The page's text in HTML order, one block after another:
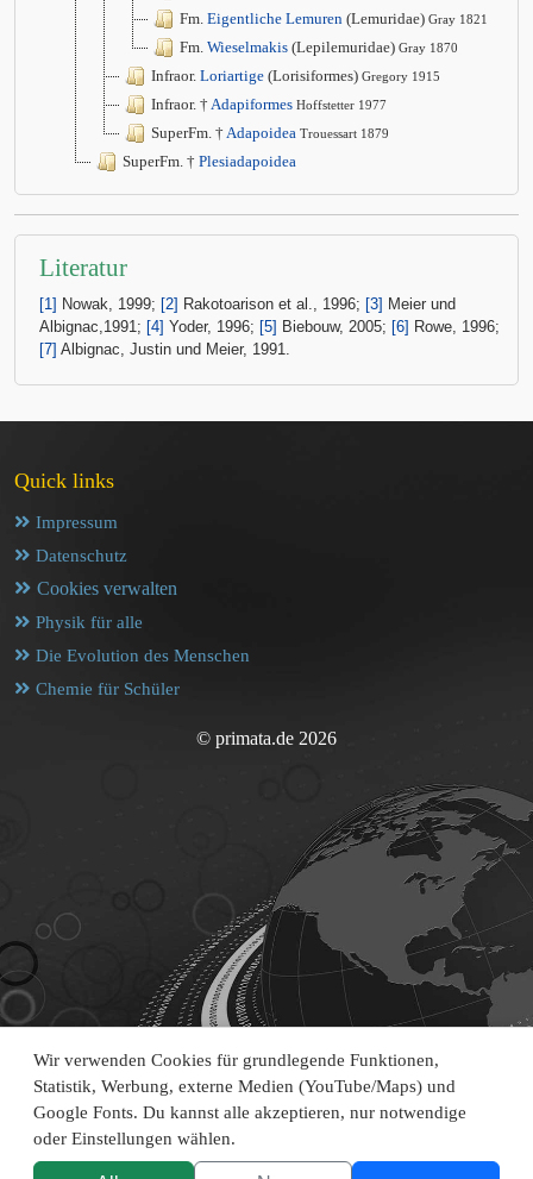
Wir verwenden Cookies für grundlegende Funktionen,
Statistik, Werbung, externe Medien (YouTube/Maps) und
Google Fonts. Du kannst alle akzeptieren, nur notwendige
oder Einstellungen wählen.
Fm. Eigentliche Lemuren (Lemuridae) Gray 1821
Fm. Wieselmakis (Lepilemuridae) Gray 1870
Infraor. Loriartige (Lorisiformes) Gregory 1915
Infraor. † Adapiformes Hoffstetter 1977
SuperFm. † Adapoidea Trouessart 1879
SuperFm. † Plesiadapoidea
Literatur
[1] Nowak, 1999; [2] Rakotoarison et al., 1996; [3] Meier und
Albignac,1991; [4] Yoder, 1996; [5] Biebouw, 2005; [6] Rowe, 1996;
[7] Albignac, Justin und Meier, 1991.
Quick links
Impressum
Datenschutz
Cookies verwalten
Physik für alle
Die Evolution des Menschen
Chemie für Schüler
© primata.de 2026